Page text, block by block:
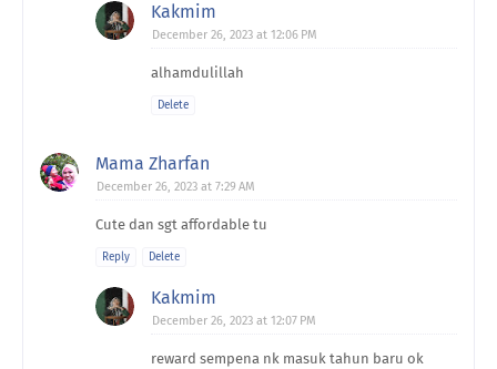
Kakmim
December 26, 2023 at 12:06 PM
alhamdulillah
Delete
Mama Zharfan
December 26, 2023 at 7:29 AM
Cute dan sgt affordable tu
Reply Delete
Kakmim
December 26, 2023 at 12:07 PM
reward sempena nk masuk tahun baru ok